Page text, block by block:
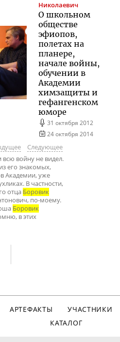
Николаевич
О школьном
обществе
эфиопов,
полетах на
планере,
начале войны,
обучении в
Академии
химзащиты и
гефангенском
юморе
31 октября 2012
24 октября 2014
Следующее
всю войну не видел.
его знакомых,
Академии, уже
В частности,
отца Боровик
по-моему.
Боровик
в этих
АРТЕФАКТЫ
УЧАСТНИКИ
КАТАЛОГ